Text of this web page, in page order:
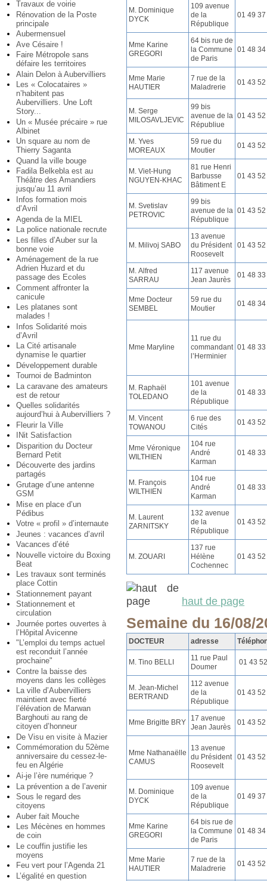
Travaux de voirie
Rénovation de la Poste
principale
Aubermensuel
Ave Césaire !
Faire Métropole sans
défaire les territoires
Alain Delon à Aubervilliers
Les « Colocataires »
n’habitent pas
Aubervilliers. Une Loft
Story...
Un « Musée précaire » rue
Albinet
Un square au nom de
Thierry Saganta
Quand la ville bouge
Fadila Belkebla est au
Théâtre des Amandiers
jusqu’au 11 avril
Infos formation mois
d’Avril
Agenda de la MIEL
La police nationale recrute
Les filles d’Auber sur la
bonne voie
Aménagement de la rue
Adrien Huzard et du
passage des Ecoles
Comment affronter la
canicule
Les platanes sont
malades !
Infos Solidarité mois
d’Avril
La Cité artisanale
dynamise le quartier
Développement durable
Tournoi de Badminton
La caravane des amateurs
est de retour
Quelles solidarités
aujourd’hui à Aubervilliers ?
Fleurir la Ville
INit Satisfaction
Disparition du Docteur
Bernard Petit
Découverte des jardins
partagés
Grutage d’une antenne
GSM
Mise en place d’un
Pédibus
Votre « profil » d’internaute
Jeunes : vacances d’avril
Vacances d’été
Nouvelle victoire du Boxing
Beat
Les travaux sont terminés
place Cottin
Stationnement payant
Stationnement et
circulation
Journée portes ouvertes à
l’Hôpital Avicenne
"L’emploi du temps actuel
est reconduit l’année
prochaine"
Contre la baisse des
moyens dans les collèges
La ville d’Aubervilliers
maintient avec fierté
l’élévation de Marwan
Barghouti au rang de
citoyen d’honneur
De Visu en visite à Mazier
Commémoration du 52ème
anniversaire du cessez-le-
feu en Algérie
Ai-je l’ère numérique ?
La prévention a de l’avenir
Sous le regard des
citoyens
Auber fait Mouche
Les Mécènes en hommes
de coin
Le couffin justifie les
moyens
Feu vert pour l’Agenda 21
L’égalité en question
M. Dominique
DYCK
109 avenue
de la
République
01 49
Mme Karine
GREGORI
64 bis rue de
la Commune
de Paris
01 48
Mme Marie
HAUTIER
7 rue de la
Maladrerie
01 43
M. Serge
MILOSAVLJEVIC
99 bis
avenue de la
Républiue
01 43
M. Yves
MOREAUX
59 rue du
Moutier
01 43
M. Viet-Hung
NGUYEN-KHAC
81 rue Henri
Barbusse
Bâtiment E
01 43
M. Svetislav
PETROVIC
99 bis
avenue de la
République
01 43
M. Milivoj SABO
13 avenue
du Président
Roosevelt
01 43
M. Alfred
SARRAU
117 avenue
Jean Jaurès
01 48
Mme Docteur
SEMBEL
59 rue du
Moutier
01 48
Mme Maryline
11 rue du
commandant
l’Herminier
01 48
M. Raphaël
TOLEDANO
101 avenue
de la
République
01 48
M. Vincent
TOWANOU
6 rue des
Cités
01 43
Mme Véronique
WILTHIEN
104 rue
André
Karman
01 48
M. François
WILTHIEN
104 rue
André
Karman
01 48
M. Laurent
ZARNITSKY
132 avenue
de la
République
01 43
M. ZOUARI
137 rue
Hélène
Cochennec
01 43
haut de page
Semaine du 16/08/
DOCTEUR adresse
M. Tino BELLI
11 rue Paul
Doumer
01 43
M. Jean-Michel
BERTRAND
112 avenue
de la
République
01 43
Mme Brigitte BRY
17 avenue
Jean Jaurès
01 43
Mme Nathanaëlle
CAMUS
13 avenue
du Président
Roosevelt
01 43
M. Dominique
DYCK
109 avenue
de la
République
01 49
Mme Karine
GREGORI
64 bis rue de
la Commune
de Paris
01 48
Mme Marie
HAUTIER
7 rue de la
Maladrerie
01 43